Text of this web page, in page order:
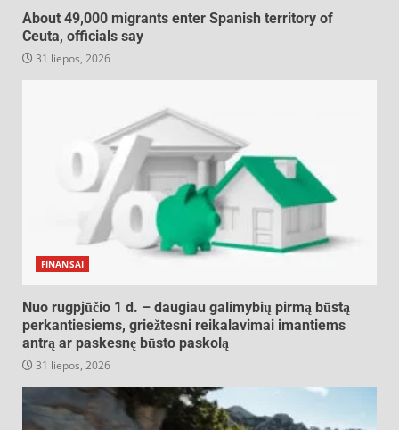
About 49,000 migrants enter Spanish territory of
Ceuta, officials say
31 liepos, 2026
FINANSAI
Nuo rugpjūčio 1 d. – daugiau galimybių pirmą būstą
perkantiesiems, griežtesni reikalavimai imantiems
antrą ar paskesnę būsto paskolą
31 liepos, 2026